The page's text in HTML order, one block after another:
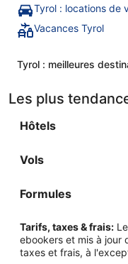
Tyrol : locations de
Vacances Tyrol
Tyrol : meilleures
Les plus
Hôtels
Vols
Formules
Tarifs, taxes & frais:
ebookers et mis à jour
taxes et frais, à